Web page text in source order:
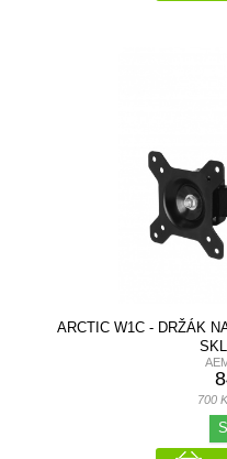
ARCTIC W1C - DRŽÁK
700